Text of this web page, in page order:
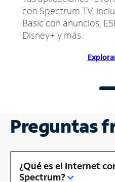
con Spectrum TV,
Basic con anuncios,
Disney+ y más.
Preguntas
¿Qué es el Internet
Spectrum?